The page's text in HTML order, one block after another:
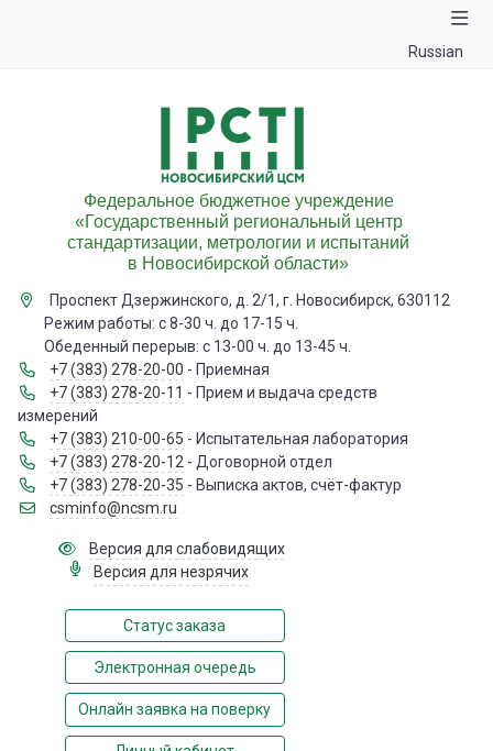
Russian
Федеральное бюджетное учреждение
«Государственный региональный центр
стандартизации, метрологии и испытаний
в Новосибирской области»
Проспект Дзержинского, д. 2/1, г. Новосибирск, 630112
Режим работы: с 8-30 ч. до 17-15 ч.
Обеденный перерыв: с 13-00 ч. до 13-45 ч.
+7 (383) 278-20-00 - Приемная
+7 (383) 278-20-11 - Прием и выдача средств
измерений
+7 (383) 210-00-65 - Испытательная лаборатория
+7 (383) 278-20-12 - Договорной отдел
+7 (383) 278-20-35 - Выписка актов, счёт-фактур
csminfo@ncsm.ru
Версия для слабовидящих
Версия для незрячих
Статус заказа
Электронная очередь
Онлайн заявка на поверку